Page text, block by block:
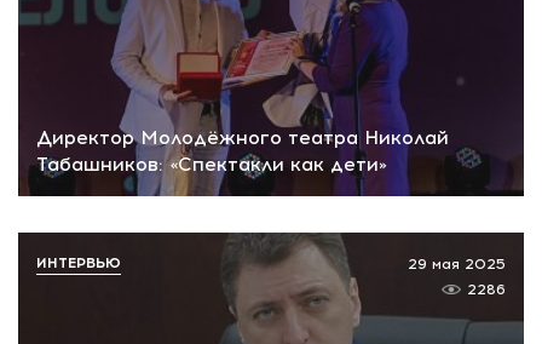
Директор Молодёжного театра Николай
Табашников: «Спектакли как дети»
29 мая 2025
2286
ИНТЕРВЬЮ